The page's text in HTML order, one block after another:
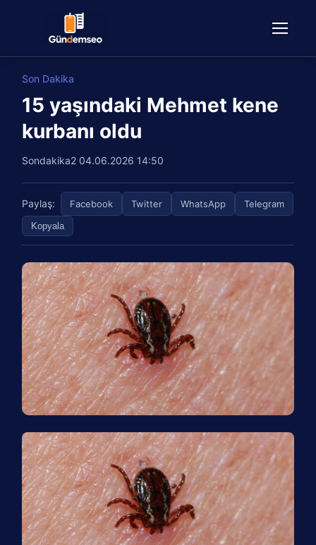
Son Dakika
15 yaşındaki Mehmet kene
kurbanı oldu
Sondakika2 04.06.2026 14:50
Paylaş: Facebook Twitter WhatsApp Telegram
Kopyala